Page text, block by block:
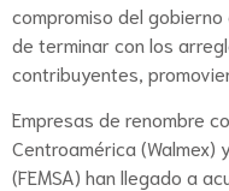
compromiso del
de terminar con los
contribuyentes,
Empresas de renombre
Centroamérica (Walmex)
(FEMSA) han llegado a